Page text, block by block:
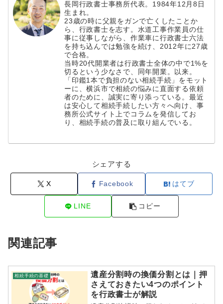
長岡行政書士事務所代表。1984年12月8日
生まれ。
23歳の時に父親をガンで亡くしたことか
ら、行政書士を志す。水道工事作業員の仕
事に従事しながら、作業車に行政書士六法
を持ち込んでは勉強を続け、2012年に27歳
で合格。
当時20代開業者は行政書士全体の中で1%を
切るという少なさで、同年開業。以来。
「印鑑1本で負担のない相続手続」をモット
ーに、横浜市で相続の悩みに直面する依頼
者のために、誠実に寄り添っている。最近
は安心して相続手続したい方々へ向け、事
務所公式サイト上でコラムを発信してお
り、相続手続の普及に取り組んでいる。
シェアする
X Facebook はてブ
LINE コピー
関連記事
相続手続の基礎
遺産分割時の換価分割とは｜押
さえておきたい4つのポイント
を行政書士が解説